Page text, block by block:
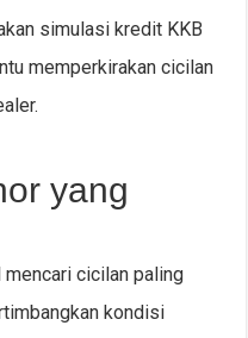
simulasi kredit KKB
memperkirakan cicilan
yang
cicilan paling
kondisi